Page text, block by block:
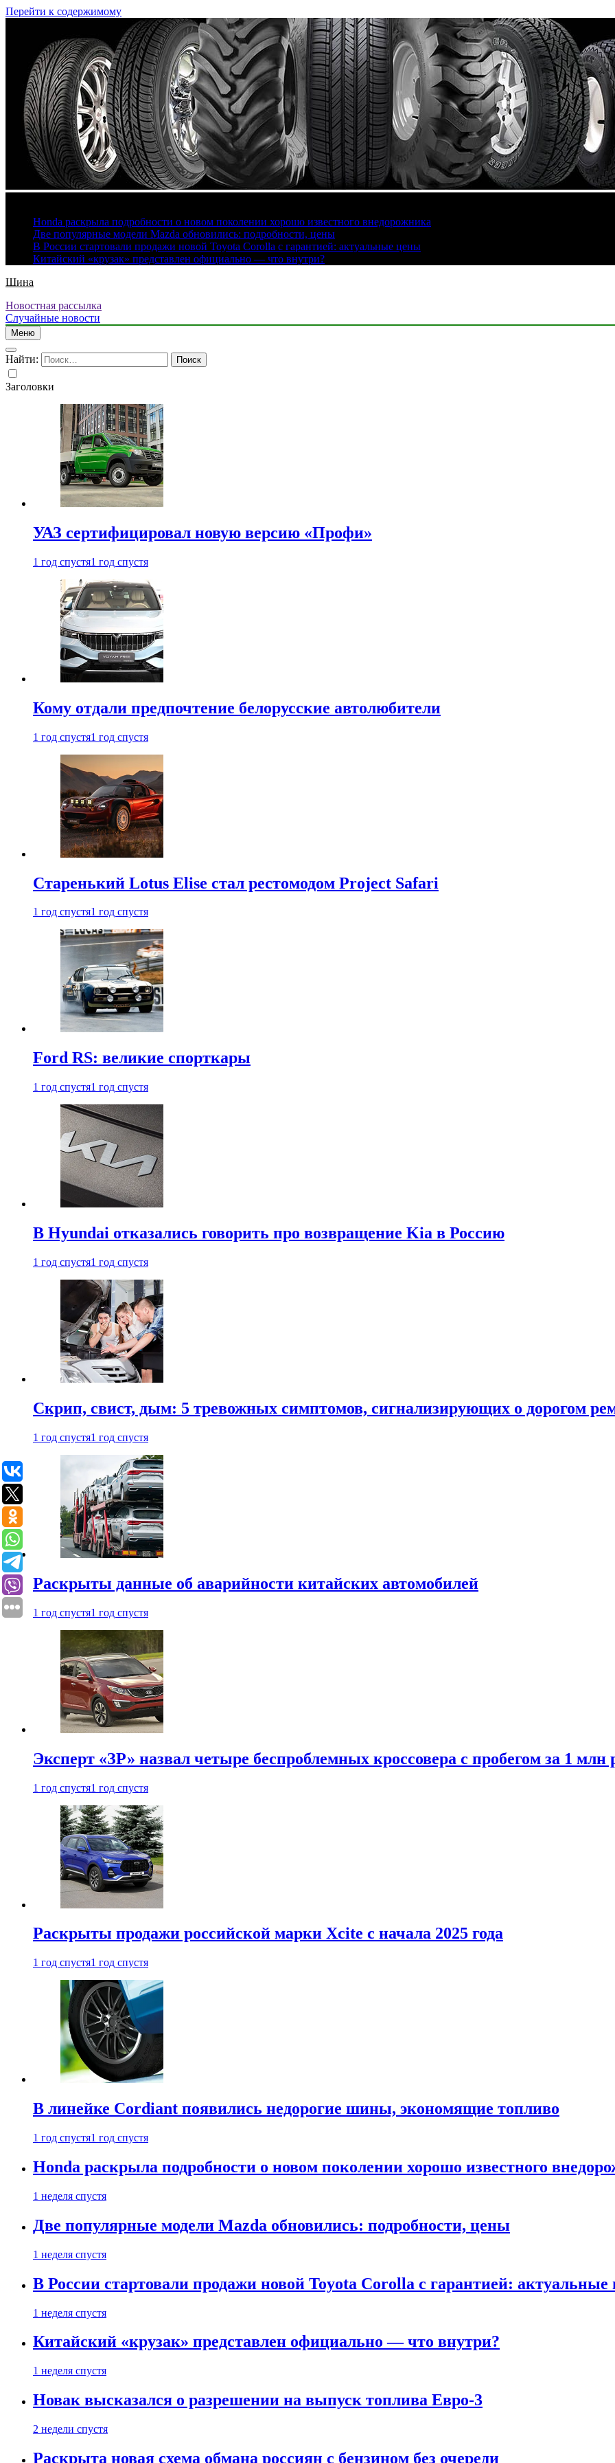
Перейти к содержимому
Honda раскрыла подробности о новом поколении хорошо известного внедорожника
Две популярные модели Mazda обновились: подробности, цены
В России стартовали продажи новой Toyota Corolla с гарантией: актуальные цены
Китайский «крузак» представлен официально — что внутри?
Шина
Новостная рассылка
Случайные новости
Меню
Найти:
Заголовки
УАЗ сертифицировал новую версию «Профи»
1 год спустя1 год спустя
Кому отдали предпочтение белорусские автолюбители
1 год спустя1 год спустя
Старенький Lotus Elise стал рестомодом Project Safari
1 год спустя1 год спустя
Ford RS: великие спорткары
1 год спустя1 год спустя
В Hyundai отказались говорить про возвращение Kia в Россию
1 год спустя1 год спустя
Скрип, свист, дым: 5 тревожных симптомов, сигнализирующих о дорогом
1 год спустя1 год спустя
Раскрыты данные об аварийности китайских автомобилей
1 год спустя1 год спустя
Эксперт «ЗР» назвал четыре беспроблемных кроссовера с пробегом за 1 млн
1 год спустя1 год спустя
Раскрыты продажи российской марки Xcite с начала 2025 года
1 год спустя1 год спустя
В линейке Cordiant появились недорогие шины, экономящие топливо
1 год спустя1 год спустя
Honda раскрыла подробности о новом поколении хорошо известного
1 неделя спустя
Две популярные модели Mazda обновились: подробности, цены
1 неделя спустя
В России стартовали продажи новой Toyota Corolla с гарантией:
1 неделя спустя
Китайский «крузак» представлен официально — что внутри?
1 неделя спустя
Новак высказался о разрешении на выпуск топлива Евро-3
2 недели спустя
Раскрыта новая схема обмана россиян с бензином без очереди